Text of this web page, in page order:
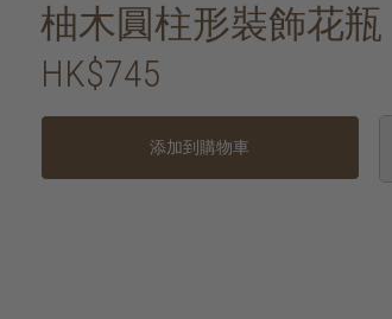
柚木圓柱形裝飾花瓶
HK$745
添加到購物車